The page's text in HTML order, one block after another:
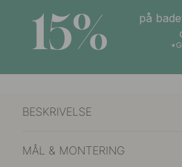
Kalkgrå
15%
på
BESKRIVELSE
MÅL & MONTERING